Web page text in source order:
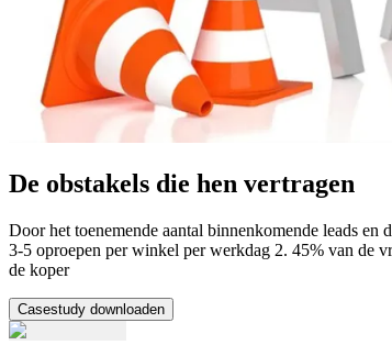
De obstakels die hen vertragen
Door het toenemende aantal binnenkomende leads
3-5 oproepen per winkel per werkdag 2. 45% van de
de koper
Casestudy downloaden